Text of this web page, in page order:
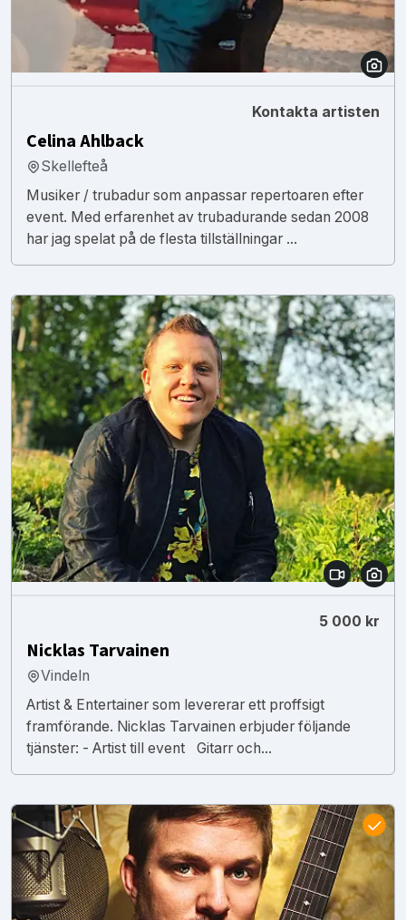
Kontakta artisten
Celina Ahlback
Skellefteå
Musiker / trubadur som anpassar repertoaren efter
event. Med erfarenhet av trubadurande sedan 2008
har jag spelat på de flesta tillställningar ...
5 000 kr
Nicklas Tarvainen
Vindeln
Artist & Entertainer som levererar ett proffsigt
framförande. Nicklas Tarvainen erbjuder följande
tjänster: - Artist till event Gitarr och...